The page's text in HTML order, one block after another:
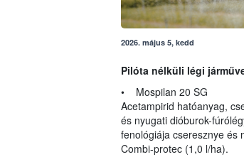
2026. május 5, kedd
Pilóta nélküli légi
• Mospilan 20 SG
Acetampirid hatóanyag,
és nyugati dióburok-
fenológiája cseresznye és
Combi-protec (1,0 l/ha).